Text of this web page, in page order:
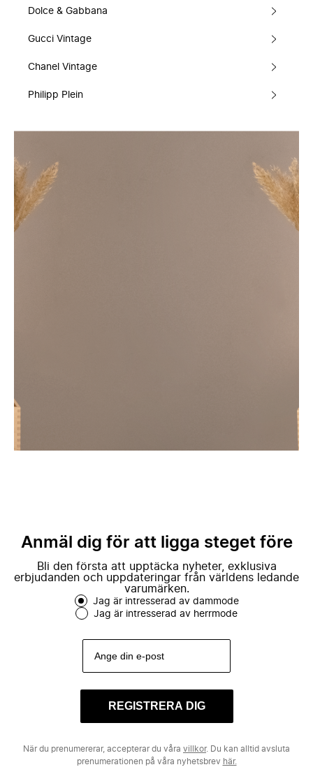
Dolce & Gabbana
Gucci Vintage
Chanel Vintage
Philipp Plein
Anmäl dig för att ligga steget före
Bli den första att upptäcka nyheter, exklusiva
erbjudanden och uppdateringar från världens ledande
varumärken.
Jag är intresserad av dammode
Jag är intresserad av herrmode
REGISTRERA DIG
När du prenumererar, accepterar du våra villkor. Du kan alltid avsluta
prenumerationen på våra nyhetsbrev här.